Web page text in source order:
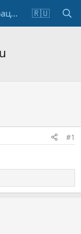
Регистрация 🇷🇺
#1